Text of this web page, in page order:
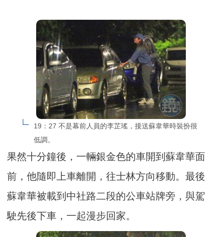
19：27 不是幕前人員的李芷瑤，接送蘇韋華時裝扮很
低調。
果然十分鐘後，一輛銀金色的車開到蘇韋華面
前，他隨即上車離開，往士林方向移動。最後
蘇韋華被載到中社路二段的公車站牌旁，與駕
駛先後下車，一起漫步回家。